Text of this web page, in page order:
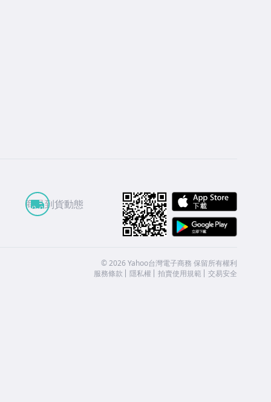
商品到貨動態
©2026 Yahoo台灣電子商務 保留所有權利
服務條款
隱私權 拍賣使用規範 交易安全